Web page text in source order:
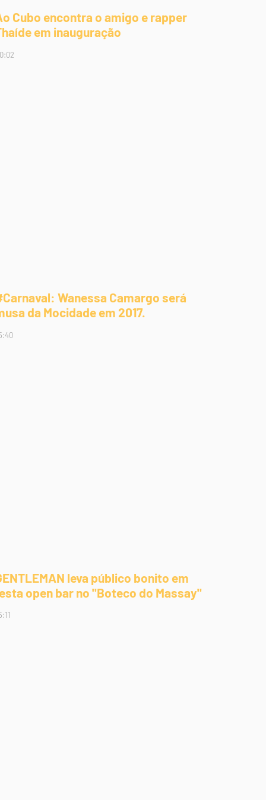
Cubo encontra o amigo e rapper
em inauguração
Wanessa Camargo será
da Mocidade em 2017.
leva público bonito em
open bar no "Boteco do Massay"